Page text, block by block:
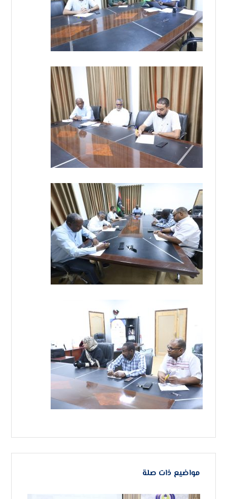
مواضيع ذات صلة